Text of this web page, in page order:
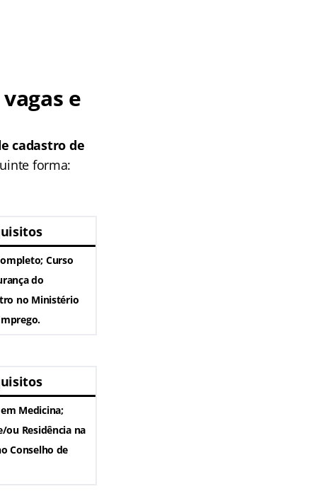
e
cadastro de
forma:
Curso
do
no Ministério
Medicina;
ou Residência na
Conselho de